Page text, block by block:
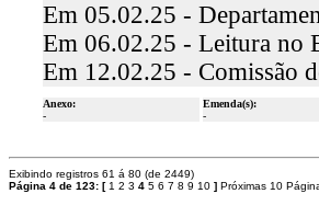
Em 05.02.25 -
Em 06.02.25 - Leitura no
Em 12.02.25 - Comissão
Anexo:
-
Emenda(s):
-
Exibindo registros 61 á 80 (de 2449)
Página 4 de 123: [ 1 2 3 4 5 6 7 8 9 10 ] Próximas 10